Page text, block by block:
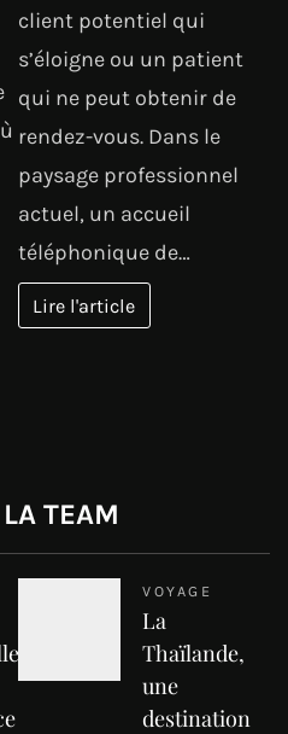
client potentiel qui
s’éloigne ou un patient
qui ne peut obtenir de
rendez-vous. Dans le
paysage professionnel
actuel, un accueil
téléphonique de…
Lire l'article
TEAM
VOYAGE
La
Thaïlande,
une
destination